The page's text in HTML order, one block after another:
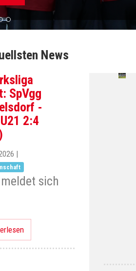
News
SpVgg
-
2:4
|
sich